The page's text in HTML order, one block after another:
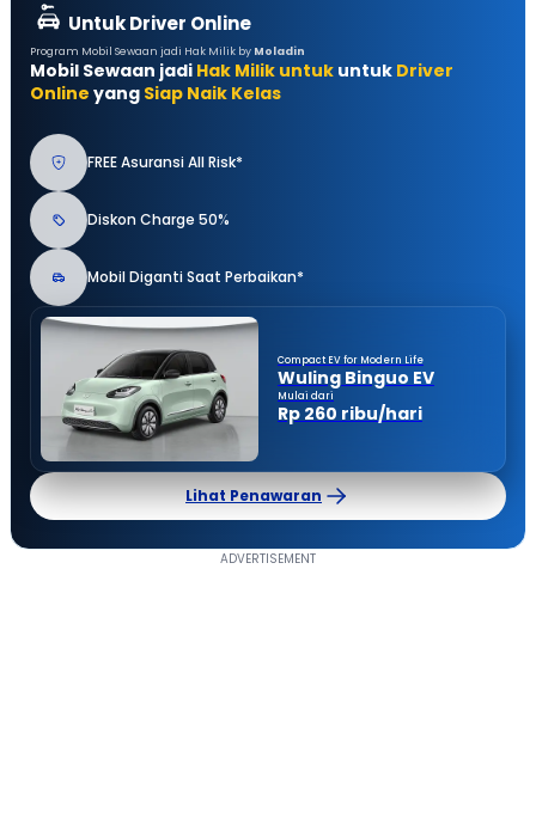
Untuk Driver Online
Program Mobil Sewaan jadi Hak Milik by Moladin
Mobil Sewaan jadi Hak Milik untuk untuk Driver
Online yang Siap Naik Kelas
FREE Asuransi All Risk*
Diskon Charge 50%
Mobil Diganti Saat Perbaikan*
Compact EV for Modern Life
Wuling Binguo EV
Mulai dari
Rp 260 ribu/hari
Lihat Penawaran